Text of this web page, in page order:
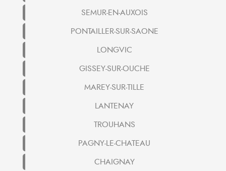
SEMUR-EN-AUXOIS
PONTAILLER-SUR-SAONE
LONGVIC
GISSEY-SUR-OUCHE
MAREY-SUR-TILLE
LANTENAY
TROUHANS
PAGNY-LE-CHATEAU
CHAIGNAY